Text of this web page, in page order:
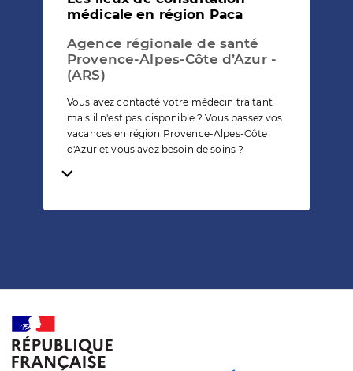
médicale en région Paca
Agence régionale de santé
Provence-Alpes-Côte d’Azur -
(ARS)
Vous avez contacté votre médecin traitant
mais il n'est pas disponible ? Vous passez vos
vacances en région Provence-Alpes-Côte
d'Azur et vous avez besoin de soins ?
Temps de lecture